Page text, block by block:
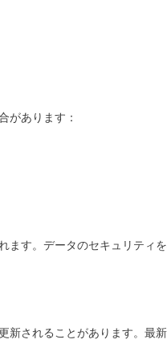
があります：
す。データのセキュリティ
されることがあります。最